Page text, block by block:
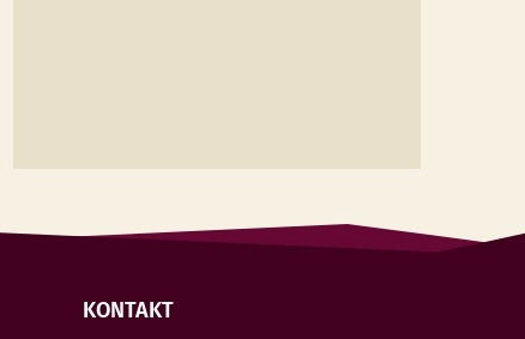
KONTAKT